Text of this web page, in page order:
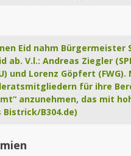
Eid nahm
V.l.: Andreas Ziegler
und Lorenz Göpfert
für ihre
anzunehmen, das mit
B304.de)